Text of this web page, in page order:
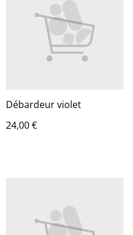
Débardeur violet
24,00 €